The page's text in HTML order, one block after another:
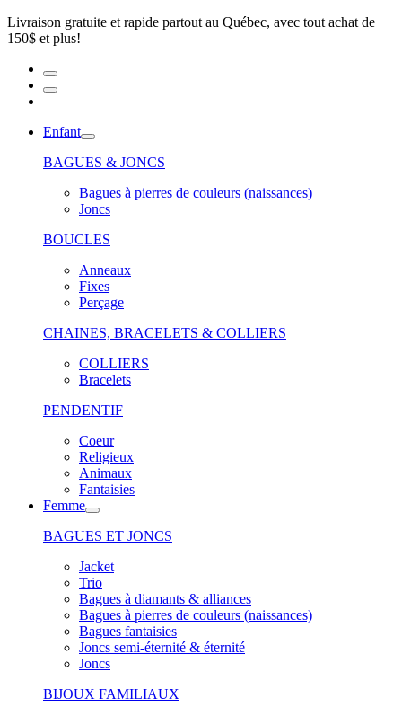
Livraison gratuite et rapide partout au Québec, avec tout achat de
150$ et plus!
Enfant
BAGUES & JONCS
Bagues à pierres de couleurs (naissances)
Joncs
BOUCLES
Anneaux
Fixes
Perçage
CHAINES, BRACELETS & COLLIERS
COLLIERS
Bracelets
PENDENTIF
Coeur
Religieux
Animaux
Fantaisies
Femme
BAGUES ET JONCS
Jacket
Trio
Bagues à diamants & alliances
Bagues à pierres de couleurs (naissances)
Bagues fantaisies
Joncs semi-éternité & éternité
Joncs
BIJOUX FAMILIAUX